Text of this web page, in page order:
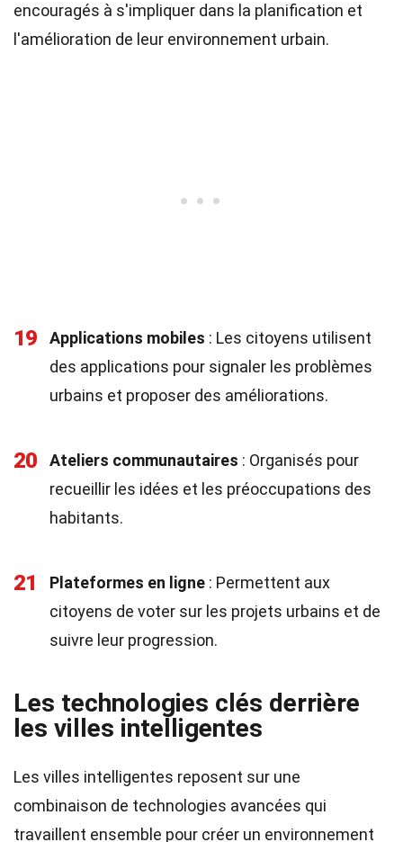
encouragés à s'impliquer dans la planification et
l'amélioration de leur environnement urbain.
19 Applications mobiles : Les citoyens utilisent
des applications pour signaler les problèmes
urbains et proposer des améliorations.
20 Ateliers communautaires : Organisés pour
recueillir les idées et les préoccupations des
habitants.
21 Plateformes en ligne : Permettent aux
citoyens de voter sur les projets urbains et de
suivre leur progression.
Les technologies clés derrière
les villes intelligentes
Les villes intelligentes reposent sur une
combinaison de technologies avancées qui
travaillent ensemble pour créer un environnement